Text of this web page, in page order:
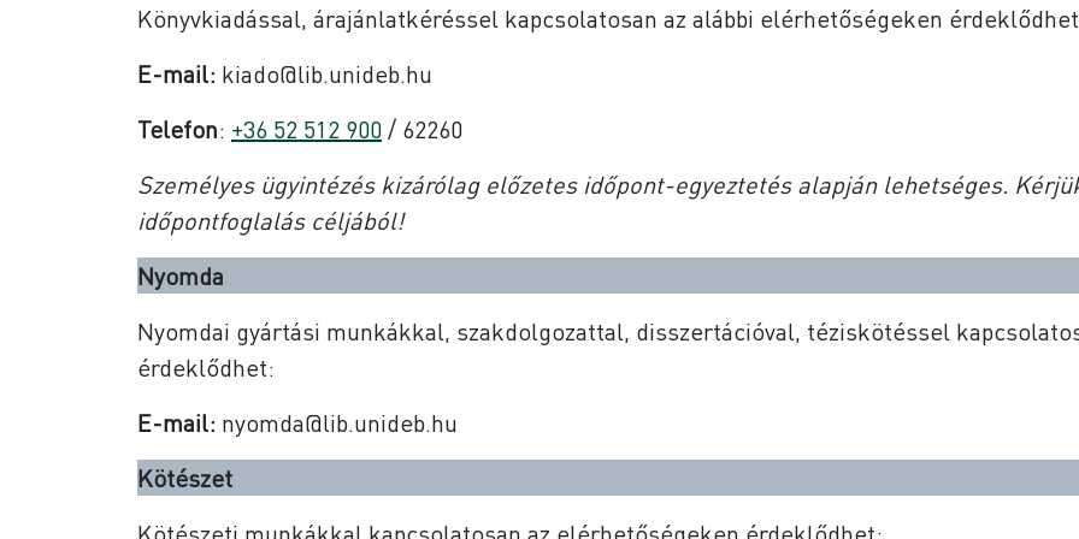
Könyvkiadással, árajánlatkéréssel kapcsolatosan az alábbi elérhetőségeken
E-mail: kiado@lib.unideb.hu
Telefon: +36 52 512 900/ 62260
Személyes ügyintézés kizárólag előzetes időpont-egyeztetés alapján lehetséges.
időpontfoglalás céljából!
Nyomda
Nyomdai gyártási munkákkal, szakdolgozattal, disszertációval, téziskötéssel
érdeklődhet:
E-mail: nyomda@lib.unideb.hu
Kötészet